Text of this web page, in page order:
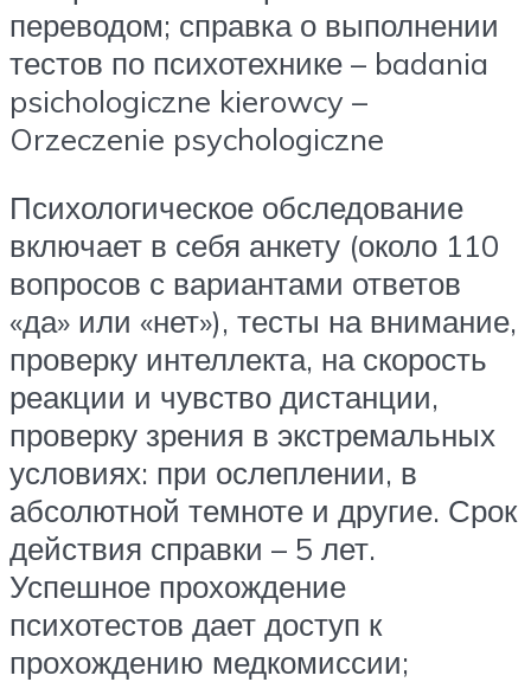
переводом; справка о выполнении
тестов по психотехнике – badania
psichologiczne kierowcy –
Orzeczenie psychologiczne
Психологическое обследование
включает в себя анкету (около 110
вопросов с вариантами ответов
«да» или «нет»), тесты на внимание,
проверку интеллекта, на скорость
реакции и чувство дистанции,
проверку зрения в экстремальных
условиях: при ослеплении, в
абсолютной темноте и другие. Срок
действия справки – 5 лет.
Успешное прохождение
психотестов дает доступ к
прохождению медкомиссии;